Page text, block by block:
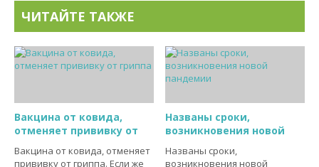
ЧИТАЙТЕ ТАКЖЕ
Вакцина от ковида,
отменяет прививку от
Вакцина от ковида, отменяет
прививку от гриппа. Если же
Названы сроки,
возникновения новой
Названы сроки,
возникновения новой